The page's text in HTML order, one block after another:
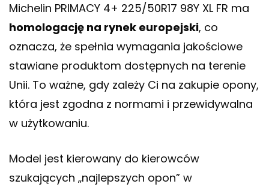
Michelin PRIMACY 4+ 225/50R17 98Y XL FR ma
homologację na rynek europejski, co
oznacza, że spełnia wymagania jakościowe
stawiane produktom dostępnych na terenie
Unii. To ważne, gdy zależy Ci na zakupie opony,
która jest zgodna z normami i przewidywalna
w użytkowaniu.
Model jest kierowany do kierowców
szukających „najlepszych opon” w